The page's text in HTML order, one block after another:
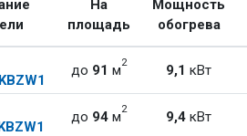
На
площадь
Мощность
обогрева
до 91 м2 9,1 кВт
до 94 м2 9,4 кВт